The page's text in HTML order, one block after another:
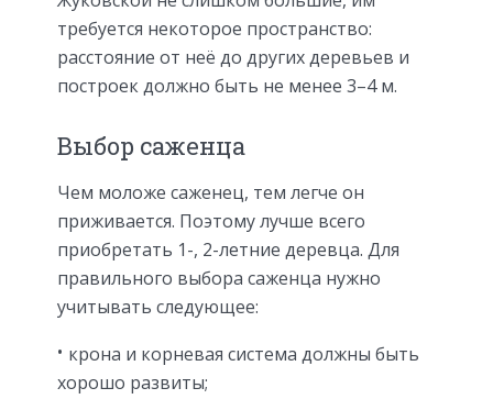
требуется некоторое пространство:
расстояние от неё до других деревьев и
построек должно быть не менее 3–4 м.
Выбор саженца
Чем моложе саженец, тем легче он
приживается. Поэтому лучше всего
приобретать 1-, 2-летние деревца. Для
правильного выбора саженца нужно
учитывать следующее:
крона и корневая система должны быть
хорошо развиты;